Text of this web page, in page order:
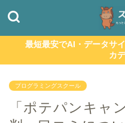
最短最安でAI・データサ
カ
プログラミングスクール
「ポテパンキャ